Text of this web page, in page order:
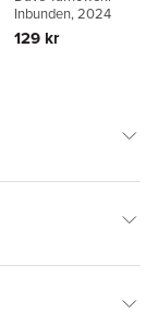
Inbunden, 2024
129 kr